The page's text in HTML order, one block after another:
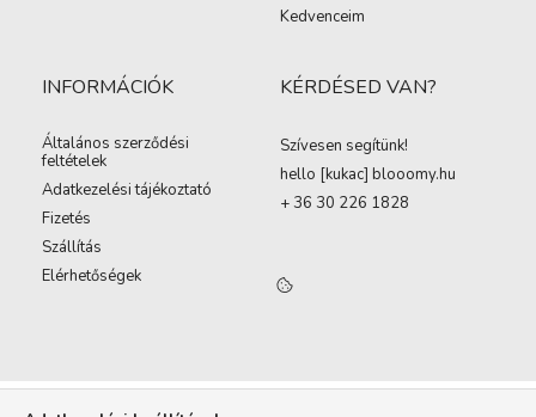
Kedvenceim
INFORMÁCIÓK
Általános szerződési
feltételek
Adatkezelési tájékoztató
Fizetés
Szállítás
Elérhetőségek
KÉRDÉSED VAN?
Szívesen segítünk!
hello [kukac] blooomy.hu
+ 36 30 226 1828